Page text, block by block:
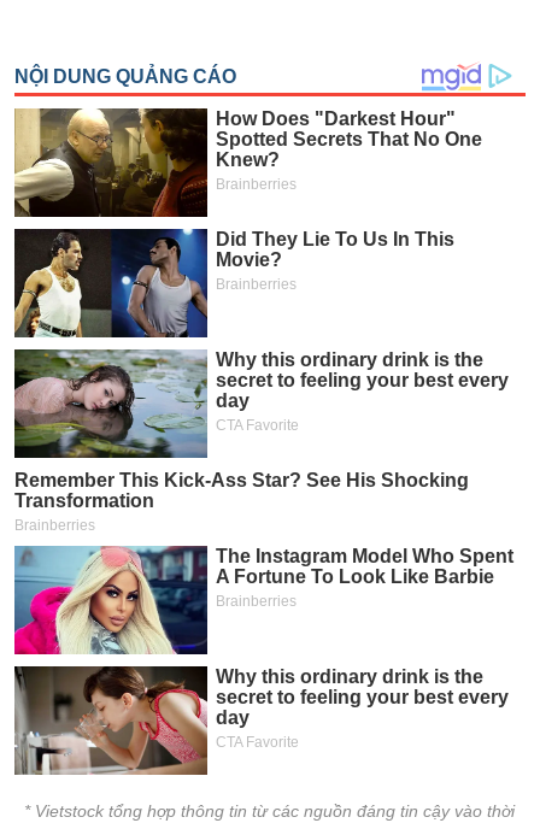
* Vietstock tổng hợp thông tin từ các nguồn đáng tin cậy vào thời